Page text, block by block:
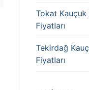
Tokat Kauçuk
Fiyatları
Tekirdağ
Fiyatları